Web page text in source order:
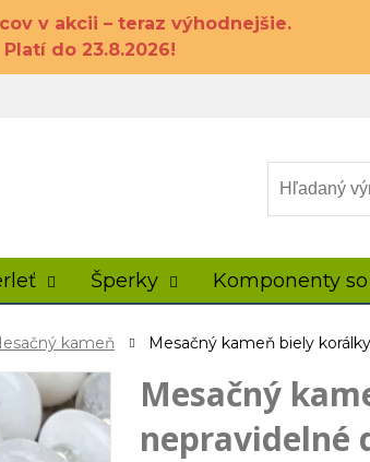
v akcii – teraz výhodnejšie.
Platí do 23.8.2026!
Šperky Komponenty
kameň Mesačný kameň biely
Mesačný
nepravidelné